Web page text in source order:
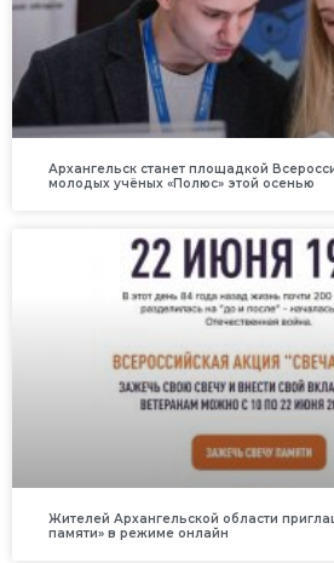
Архангельск станет площадкой
молодых учёных «Полюс» этой осенью
Жителей Архангельской области
памяти» в режиме онлайн